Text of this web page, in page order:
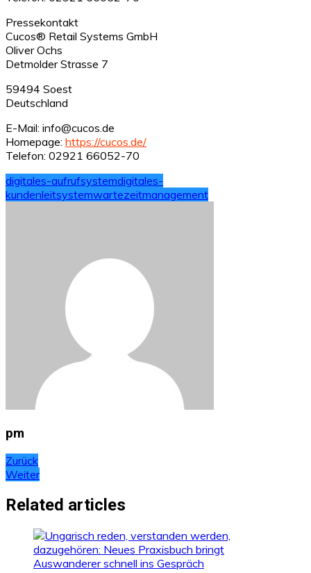
Pressekontakt
Cucos® Retail Systems GmbH
Oliver Ochs
Detmolder Strasse 7
59494 Soest
Deutschland
E-Mail: info@cucos.de
Homepage: https://cucos.de/
Telefon: 02921 66052-70
digitales-aufrufsystemdigitales-
kundenleitsystemwartezeitmanagement
pm
Beitragsnavigation
Zurück
Weiter
Related articles